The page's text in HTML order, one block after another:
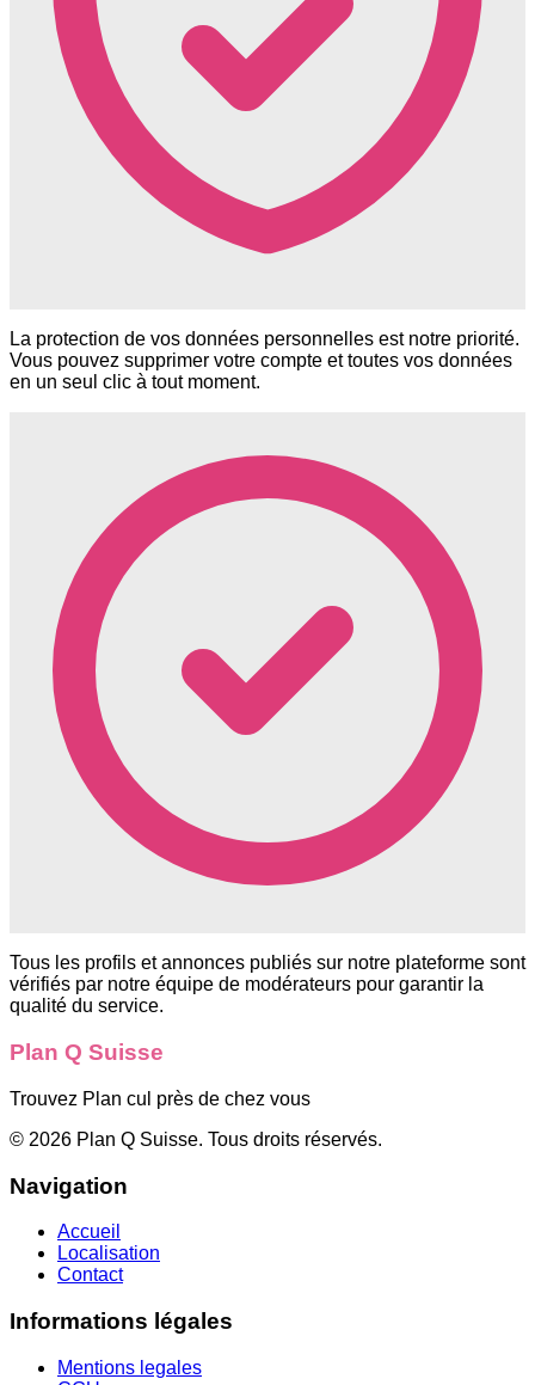
La protection de vos données personnelles est notre priorité.
Vous pouvez supprimer votre compte et toutes vos données
en un seul clic à tout moment.
Tous les profils et annonces publiés sur notre plateforme sont
vérifiés par notre équipe de modérateurs pour garantir la
qualité du service.
Plan Q Suisse
Trouvez Plan cul près de chez vous
© 2026 Plan Q Suisse. Tous droits réservés.
Navigation
Accueil
Localisation
Contact
Informations légales
Mentions legales